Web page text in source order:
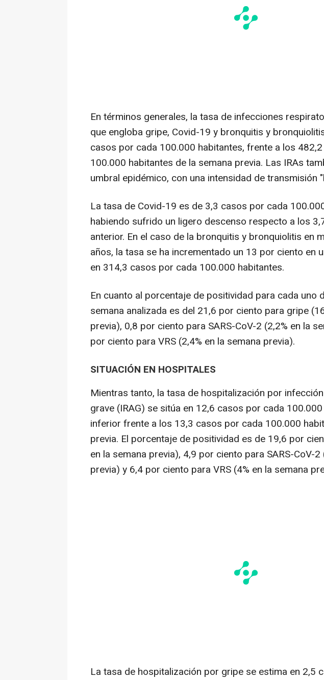
En términos generales, la tasa de infecciones
que engloba gripe, Covid-19 y bronquitis y
casos por cada 100.000 habitantes, frente a los
100.000 habitantes de la semana previa. Las IRAs
umbral epidémico, con una intensidad de transmisión
La tasa de Covid-19 es de 3,3 casos por cada
habiendo sufrido un ligero descenso respecto a los
anterior. En el caso de la bronquitis y bronquiolitis en
años, la tasa se ha incrementado un 13 por ciento en
en 314,3 casos por cada 100.000 habitantes.
En cuanto al porcentaje de positividad para cada uno
semana analizada es del 21,6 por ciento para gripe
previa), 0,8 por ciento para SARS-CoV-2 (2,2% en la
por ciento para VRS (2,4% en la semana previa).
SITUACIÓN EN HOSPITALES
Mientras tanto, la tasa de hospitalización por
grave (IRAG) se sitúa en 12,6 casos por cada
inferior frente a los 13,3 casos por cada 100.000
previa. El porcentaje de positividad es de 19,6 por
en la semana previa), 4,9 por ciento para SARS-CoV-2
previa) y 6,4 por ciento para VRS (4% en la semana
La tasa de hospitalización por gripe se estima en 2,5